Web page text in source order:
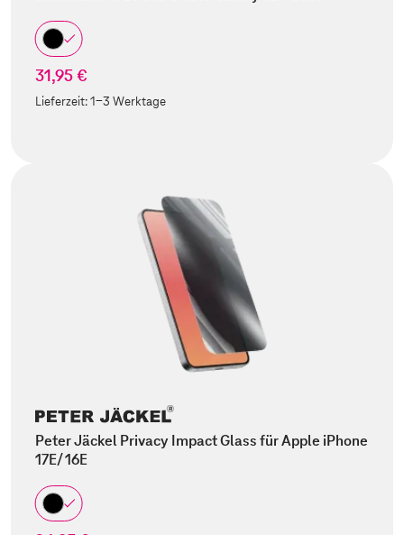
31,95 €
Lieferzeit:1-3 Werktage
Peter Jäckel Privacy Impact Glass für Apple iPhone
17E/ 16E